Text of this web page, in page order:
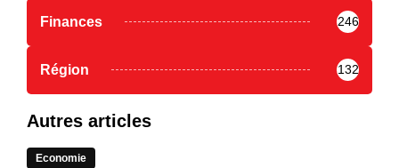
Finances 246
Région 132
Autres articles
Economie